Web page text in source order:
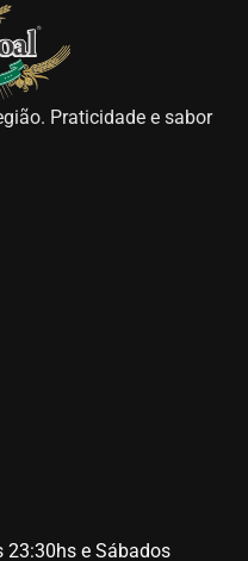
Praticidade e sabor
23:30hs e Sábados